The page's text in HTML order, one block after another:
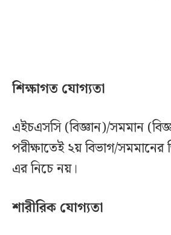
শিক্ষাগত যোগ্যতা
এইচএসসি (বিজ্ঞান)/সমমান
পরীক্ষাতেই ২য় বিভাগ/
এর নিচে নয়।
শারীরিক যোগ্যতা